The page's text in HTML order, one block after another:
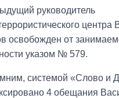
руководитель
центра
освобожден от
указом № 579.
системой «Слово и
4 обещания